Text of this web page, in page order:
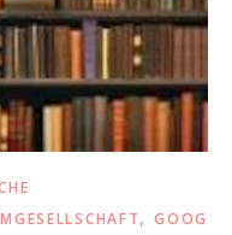
,GOOGLE